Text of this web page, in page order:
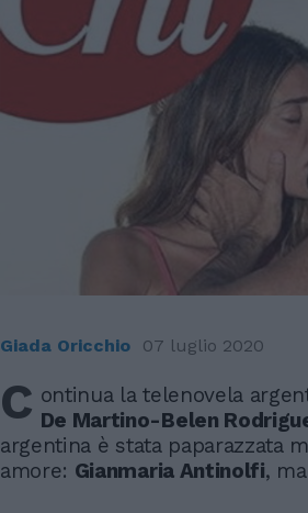
Giada Oricchio 07 luglio 2020
C ontinua la telenovela
De Martino-Belen
argentina è stata paparazzata
amore: Gianmaria Antinolfi,